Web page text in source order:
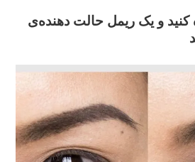
کنید و یک ریمل حالت دهنده‌ی